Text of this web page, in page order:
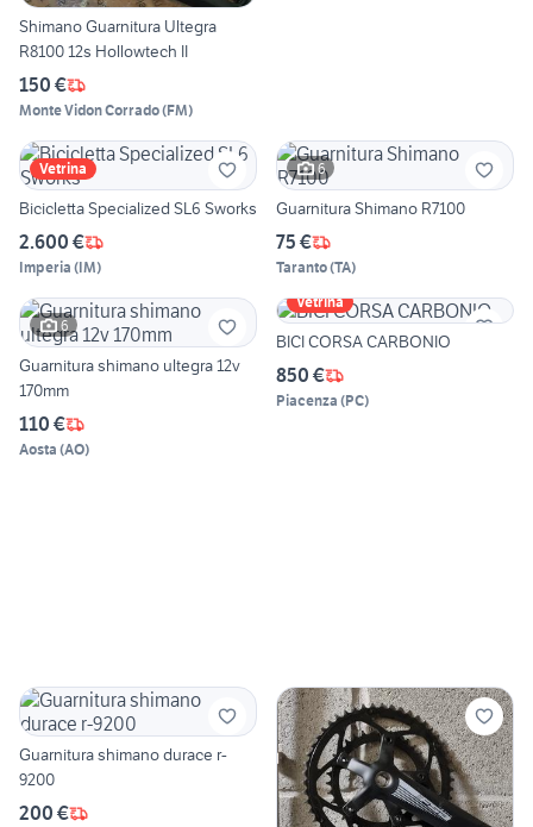
Shimano Guarnitura Ultegra
R8100 12s Hollowtech II
150 €
Monte Vidon Corrado(FM)
Vetrina
Bicicletta Specialized SL6 Sworks
2.600 €
Imperia (IM)
6
Guarnitura Shimano R7100
75 €
Taranto(TA)
6
Guarnitura shimano ultegra 12v
170mm
110 €
Aosta (AO)
Vetrina
BICI CORSA CARBONIO
850 €
Piacenza (PC)
Guarnitura shimano durace r-
9200
200 €